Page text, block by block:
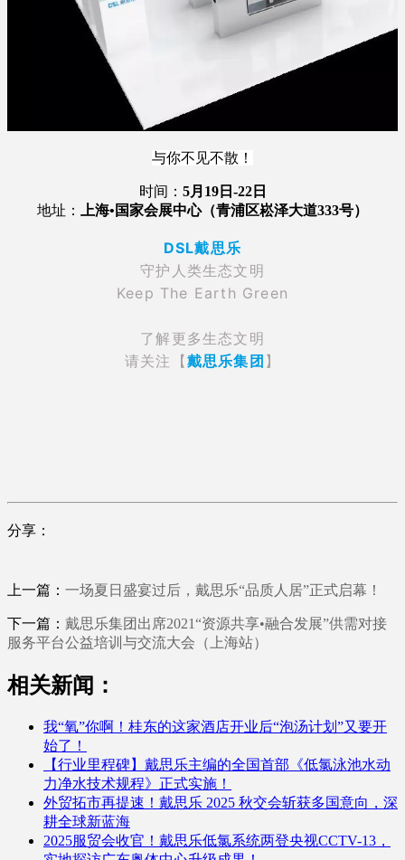
与你不见不散！
时间： 5月19日-22日
地址：
上海•国家会展中心（青浦区崧泽大道333号）
DSL戴思乐
守护人类生态文明
Keep The Earth Green
了解更多生态文明
请关注【戴思乐集团 】
分享：
上一篇： 一场夏日盛宴过后，戴思乐“品质人居”正式启幕！
下一篇： 戴思乐集团出席2021“资源共享•融合发展”供需对接
服务平台公益培训与交流大会（上海站）
相关新闻：
我“氧”你啊！桂东的这家酒店开业后“泡汤计划”又要开
始了！
【行业里程碑】戴思乐主编的全国首部《低氯泳池水动
力净水技术规程》正式实施！
外贸拓市再提速！戴思乐 2025 秋交会斩获多国意向，深
耕全球新蓝海
2025服贸会收官！戴思乐低氯系统两登央视CCTV-13，